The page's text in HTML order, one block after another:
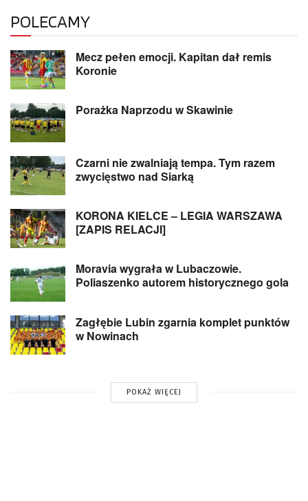
POLECAMY
Mecz pełen emocji. Kapitan dał remis
Koronie
Porażka Naprzodu w Skawinie
Czarni nie zwalniają tempa. Tym razem
zwycięstwo nad Siarką
KORONA KIELCE – LEGIA WARSZAWA
[ZAPIS RELACJI]
Moravia wygrała w Lubaczowie.
Poliaszenko autorem historycznego gola
Zagłębie Lubin zgarnia komplet punktów
w Nowinach
POKAŻ WIĘCEJ